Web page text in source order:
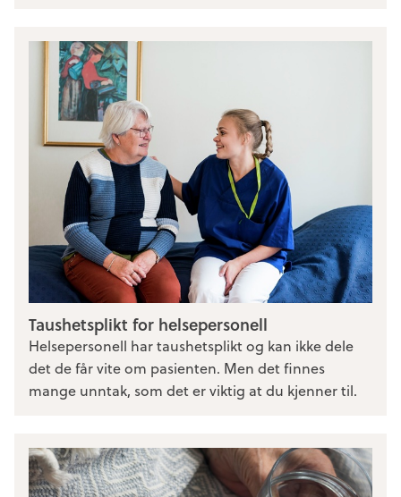
Taushetsplikt for helsepersonell
Helsepersonell har taushetsplikt og kan ikke dele
det de får vite om pasienten. Men det finnes
mange unntak, som det er viktig at du kjenner til.